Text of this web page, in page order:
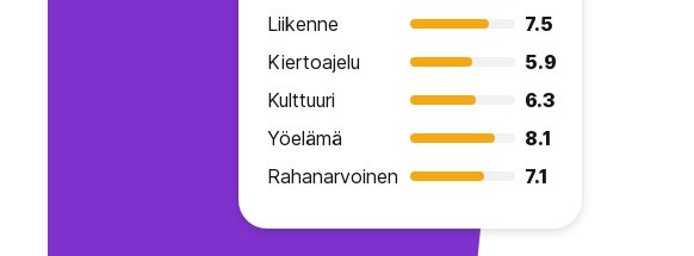
Liikenne
7.5
Kiertoajelu
5.9
Kulttuuri
6.3
Yöelämä
8.1
Rahanarvoinen
7.1